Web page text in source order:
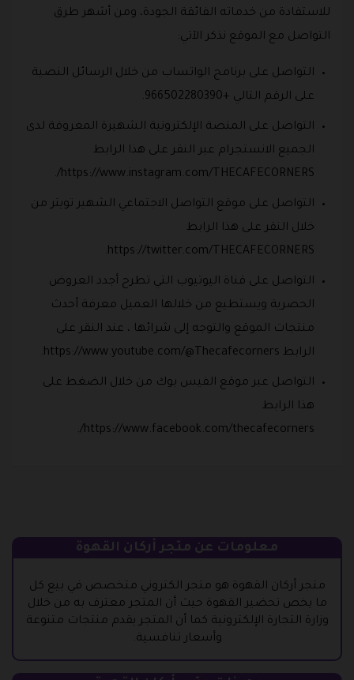
للاستفادة من خدماته الفائقة الجودة، ومن أشهر طرق
التواصل مع الموقع نذكر الآتي:
التواصل على برنامج الواتساب من خلال الرسائل النصية
على الرقم التالي +966502280390.
التواصل على المنصة الإلكترونية الشهيرة المعروفة لدى
الجميع الانستجرام عبر النقر على هذا الرابط
https://www.instagram.com/THECAFECORNERS/.
التواصل على موقع التواصل الاجتماعي الشهير تويتر من
خلال النقر على هذا الرابط
https://twitter.com/THECAFECORNERS.
التواصل على قناة اليوتيوب التي تطرح أجدد العروض
الحصرية ويستطيع من خلالها العميل معرفة أحدث
منتجات الموقع والتوجه إلى شرائها ، عند النقر على
الرابط https://www.youtube.com/@Thecafecorners.
التواصل عبر موقع الفيس بوك من خلال الضغط على
هذا الرابط
https://www.facebook.com/thecafecorners/.
معلومات عن متجر أركان القهوة
متجر أركان القهوة هو متجر الكتروني متخصص في بيع كل
ما يخص تحضير القهوة حيث أن المتجر معترف به من خلال
وزارة التجارة الإلكترونية كما أن المتجر يقدم منتجات متنوعة
وأسعار تنافسية.